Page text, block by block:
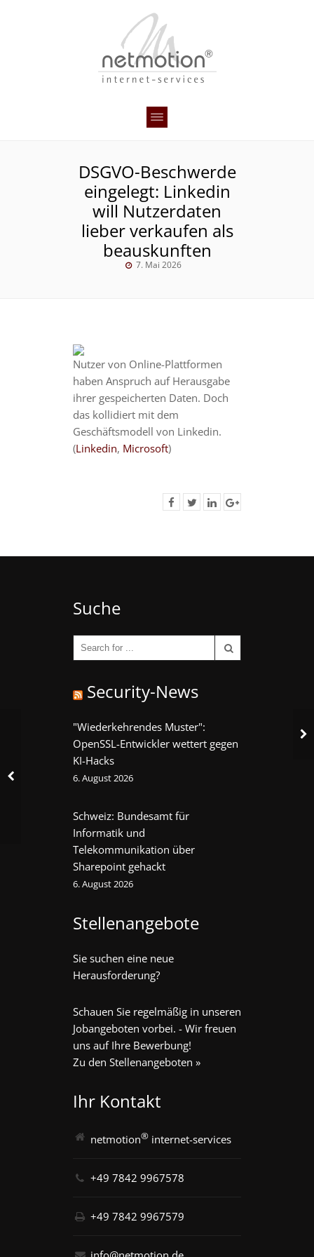
DSGVO-Beschwerde
eingelegt: Linkedin
will Nutzerdaten
lieber verkaufen als
beauskunften
7. Mai 2026
Nutzer von Online-Plattformen
haben Anspruch auf Herausgabe
ihrer gespeicherten Daten. Doch
das kollidiert mit dem
Geschäftsmodell von Linkedin.
(Linkedin, Microsoft)
Suche
Security-News
"Wiederkehrendes Muster":
OpenSSL-Entwickler wettert gegen
KI-Hacks
6. August 2026
Schweiz: Bundesamt für
Informatik und
Telekommunikation über
Sharepoint gehackt
6. August 2026
Stellenangebote
Sie suchen eine neue
Herausforderung?
Schauen Sie regelmäßig in unseren
Jobangeboten vorbei. - Wir freuen
uns auf Ihre Bewerbung!
Zu den Stellenangeboten »
Ihr Kontakt
netmotion® internet-services
+49 7842 9967578
+49 7842 9967579